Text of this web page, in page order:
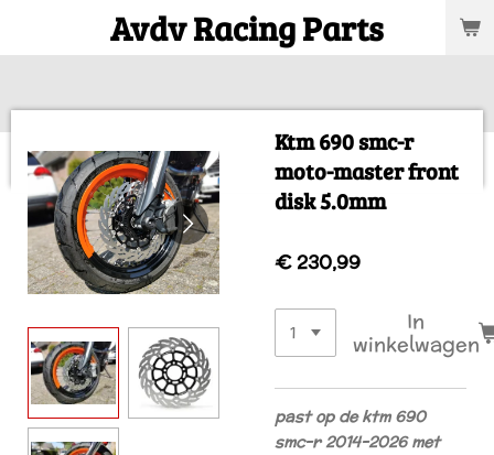
Avdv Racing Parts
Ktm 690 smc-r
moto-master front
disk 5.0mm
€ 230,99
In
winkelwagen
past op de ktm 690
smc-r 2014-2026 met